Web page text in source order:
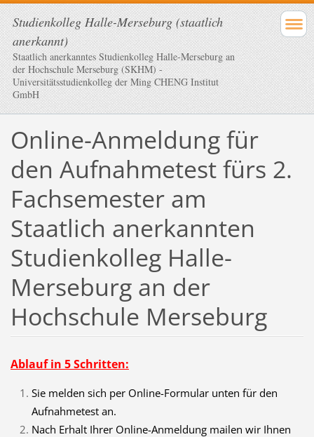
Studienkolleg Halle-Merseburg (staatlich
anerkannt)
Staatlich anerkanntes Studienkolleg Halle-Merseburg an
der Hochschule Merseburg (SKHM) -
Universitätsstudienkolleg der Ming CHENG Institut
GmbH
Online-Anmeldung für
den Aufnahmetest fürs 2.
Fachsemester am
Staatlich anerkannten
Studienkolleg Halle-
Merseburg an der
Hochschule Merseburg
Ablauf in 5 Schritten:
Sie melden sich per Online-Formular unten für den
Aufnahmetest an.
Nach Erhalt Ihrer Online-Anmeldung mailen wir Ihnen